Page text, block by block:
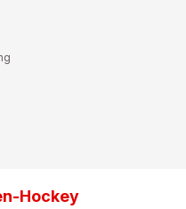
Hockey